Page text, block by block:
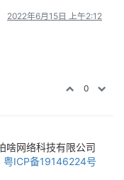
2022年6月15日 上午2:12
0
网络科技有限公司
粤ICP备19146224号